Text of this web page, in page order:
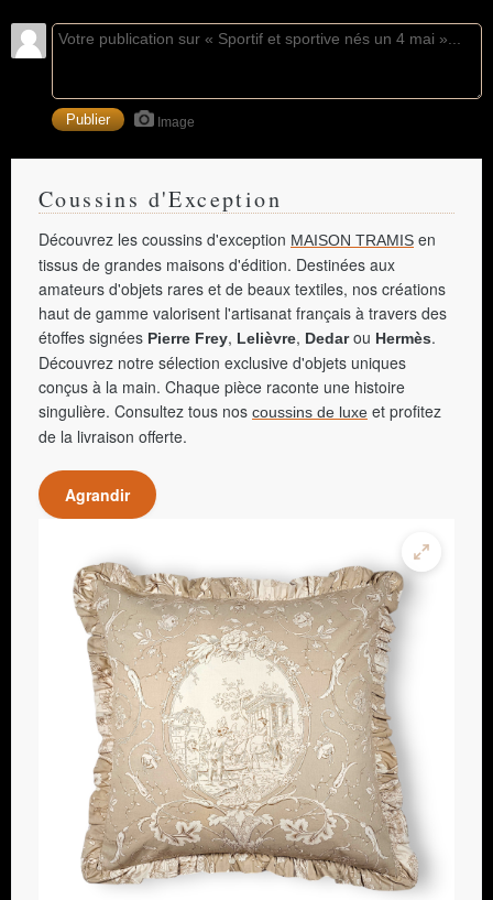
Image
Coussins d'Exception
Découvrez les coussins d'exception MAISON TRAMIS en
tissus de grandes maisons d'édition. Destinées aux
amateurs d'objets rares et de beaux textiles, nos créations
haut de gamme valorisent l'artisanat français à travers des
étoffes signées Pierre Frey, Lelièvre, Dedarou Hermès.
Découvrez notre sélection exclusive d'objets uniques
conçus à la main. Chaque pièce raconte une histoire
singulière. Consultez tous nos coussins de luxe et profitez
de la livraison offerte.
Agrandir